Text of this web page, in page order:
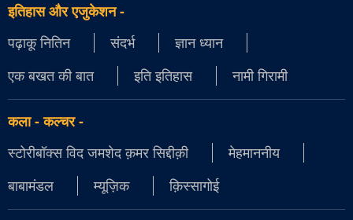
इतिहास और एजुकेशन-
पढ़ाकू नितिन
संदर्भ
ज्ञान ध्यान
एक बखत की बात
इति इतिहास नामी गिरामी
कला - कल्चर-
स्टोरीबॉक्स विद जमशेद क़मर सिद्दीक़ी
मेहमाननीय
बाबामंडल
म्यूज़िक क़िस्सागोई